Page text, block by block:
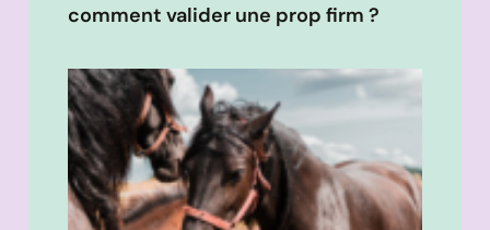
comment valider une prop firm ?